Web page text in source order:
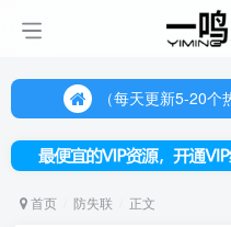
（每天更新5-20个
（每天更新5-20
欢迎访问一鸣资源
首页 防失联 正文